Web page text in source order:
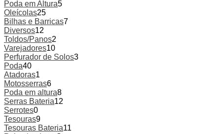
Poda em Altura5
Oleícolas25
Bilhas e Barricas7
Diversos12
Toldos/Panos2
Varejadores10
Perfurador de Solos3
Poda40
Atadoras1
Motosserras6
Poda em altura8
Serras Bateria12
Serrotes0
Tesouras9
Tesouras Bateria11